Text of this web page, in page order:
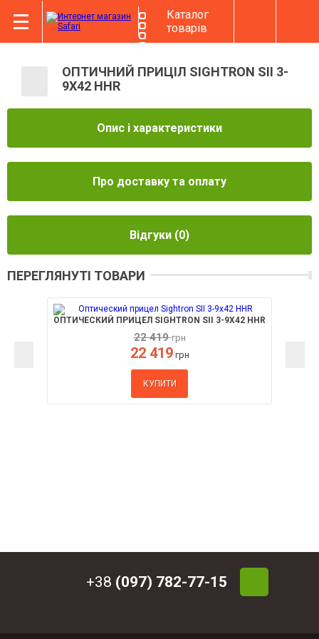
Каталог
товарів
ОПТИЧНИЙ ПРИЦІЛ SIGHTRON SII 3-
9X42 HHR
Опис і характеристики
Про доставку та оплату
Відгуки (0)
ПЕРЕГЛЯНУТІ ТОВАРИ
ОПТИЧЕСКИЙ ПРИЦЕЛ SIGHTRON SII 3-9X42 HHR
22 419грн
22 419 грн
КУПИТИ
+38 (097) 782-77-15